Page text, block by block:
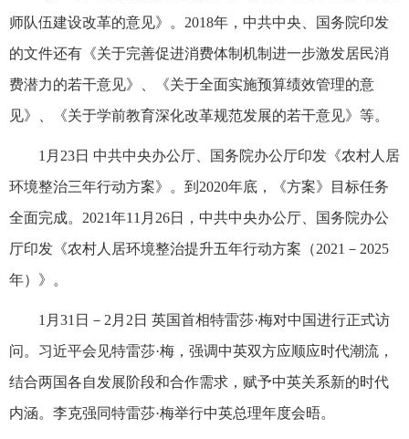
师队伍建设改革的意见》。2018年，中共中央、国务院印发
的文件还有《关于完善促进消费体制机制进一步激发居民消
费潜力的若干意见》、《关于全面实施预算绩效管理的意
见》、《关于学前教育深化改革规范发展的若干意见》等。
1月23日 中共中央办公厅、国务院办公厅印发《农村人居
环境整治三年行动方案》。到2020年底，《方案》目标任务
全面完成。2021年11月26日，中共中央办公厅、国务院办公
厅印发《农村人居环境整治提升五年行动方案（2021－2025
年）》。
1月31日－2月2日 英国首相特雷莎·梅对中国进行正式访
问。习近平会见特雷莎·梅，强调中英双方应顺应时代潮流，
结合两国各自发展阶段和合作需求，赋予中英关系新的时代
内涵。李克强同特雷莎·梅举行中英总理年度会晤。